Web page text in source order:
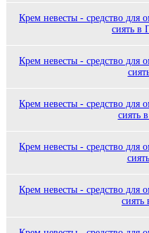
Крем невесты - средство для
сиять в
Крем невесты - средство для
Крем невесты - средство для
сиять
Крем невесты - средство для
Крем невесты - средство для
сиять